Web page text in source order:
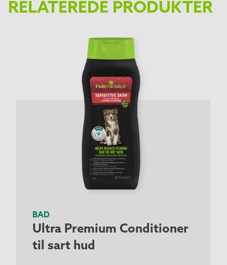
RELATEREDE PRODUKTER
BAD
Ultra Premium Conditioner
til sart hud